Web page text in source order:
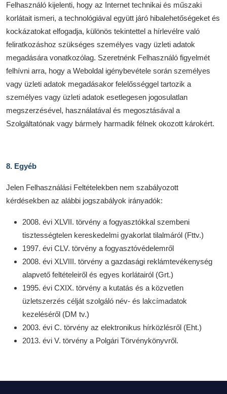
Felhasználó kijelenti, hogy az Internet technikai és műszaki
korlátait ismeri, a technológiával együtt járó hibalehetőségeket és
kockázatokat elfogadja, különös tekintettel a hírlevélre való
feliratkozáshoz szükséges személyes vagy üzleti adatok
megadására vonatkozólag. Szeretnénk Felhasználó figyelmét
felhívni arra, hogy a Weboldal igénybevétele során személyes
vagy üzleti adatok megadásakor felelősséggel tartozik a
személyes vagy üzleti adatok esetlegesen jogosulatlan
megszerzésével, használatával és megosztásával a
Szolgáltatónak vagy bármely harmadik félnek okozott károkért.
8. Egyéb
Jelen Felhasználási Feltételekben nem szabályozott
kérdésekben az alábbi jogszabályok irányadók:
2008. évi XLVII. törvény a fogyasztókkal szembeni
tisztességtelen kereskedelmi gyakorlat tilalmáról (Fttv.)
1997. évi CLV. törvény a fogyasztóvédelemről
2008. évi XLVIII. törvény a gazdasági reklámtevékenység
alapvető feltételeiről és egyes korlátairól (Grt.)
1995. évi CXIX. törvény a kutatás és a közvetlen
üzletszerzés célját szolgáló név- és lakcímadatok
kezeléséről (DM tv.)
2003. évi C. törvény az elektronikus hírközlésről (Eht.)
2013. évi V. törvény a Polgári Törvénykönyvről.